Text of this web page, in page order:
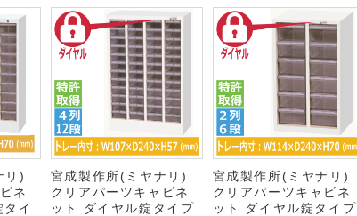
リ)
ネ
イ
宮成製作所(ミヤナリ)
クリアパーツキャビネ
ット ダイヤル錠タイプ
宮成製作所(ミヤナリ)
クリアパーツキャビネ
ット ダイヤル錠タイプ